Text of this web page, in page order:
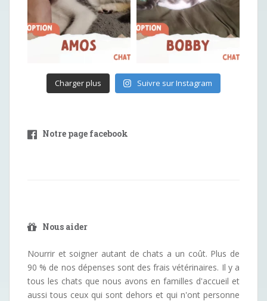
Charger plus Suivre sur Instagram
Notre page facebook
Nous aider
Nourrir et soigner autant de chats a un coût. Plus de
90 % de nos dépenses sont des frais vétérinaires. Il y a
tous les chats que nous avons en familles d'accueil et
aussi tous ceux qui sont dehors et qui n'ont personne